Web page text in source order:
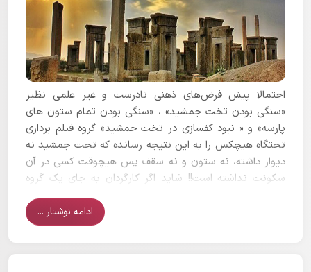
احتمالا پیش فرض‌های ذهنی نادرست و غیر علمی نظیر
«سنگی بودن تخت جمشید» ، «سنگی بودن تمام ستون های
پارسه» و « نبود کفسازی در تخت جمشید» گروه فیلم برداری
تختگاه هیچکس را به این نتیجه رسانده که تخت جمشید نه
دیوار داشته، نه ستون و نه سقف پس هیچوقت کسی در آن
سکونت نداشته است!! شاید اگر کارگردان به جای یک گروه
فیلم برداری چند باستان شناس را با خود به پارسه می­برد به او
به درستی در مورد کفسازی پارسه و ستون و سقف آن پاسخ
ادامه نوشتار ...